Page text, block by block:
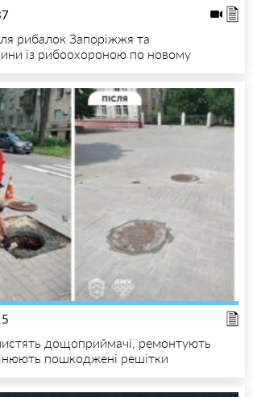
рибалок Запоріжжя та
із рибоохороною по новому
дощоприймачі, ремонтують
пошкоджені решітки